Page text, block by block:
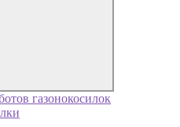
газонокосилок